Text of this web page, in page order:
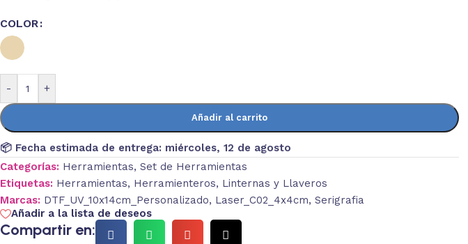
COLOR
- +
Añadir al carrito
📦 Fecha estimada de entrega: miércoles, 12 de agosto
Categorías: Herramientas, Set de Herramientas
Etiquetas: Herramientas, Herramienteros, Linternas y Llaveros
Marcas: DTF_UV_10x14cm_Personalizado, Laser_C02_4x4cm, Serigrafia
Añadir a la lista de deseos
Compartir en: